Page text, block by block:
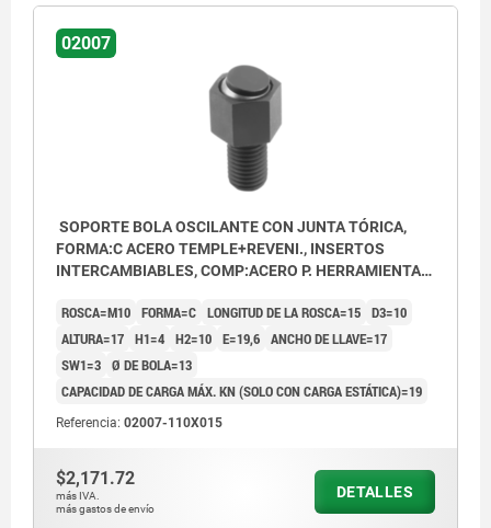
Forma C: inserto de acero aplanado, plano
Forma E: inserto de acero inoxidable
02007
SOPORTE BOLA OSCILANTE CON JUNTA TÓRICA,
FORMA:C ACERO TEMPLE+REVENI., INSERTOS
INTERCAMBIABLES, COMP:ACERO P. HERRAMIENTAS,
ROSCA=M10 FORMA=C LONGITUD DE LA ROSCA=15 D3=10
ALTURA=17 H1=4 H2=10 E=19,6 ANCHO DE LLAVE=17
SW1=3 Ø DE BOLA=13
CAPACIDAD DE CARGA MÁX. KN (SOLO CON CARGA ESTÁTICA)=19
Referencia: 02007-110X015
$2,171.72
más IVA.
más gastos de envío
DETALLES